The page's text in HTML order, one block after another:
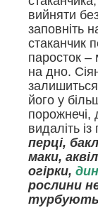
вийняти
заповніть
стаканчик
паросток –
на дно.
його у
видаліть із
перці,
маки,
огірки,
рослини